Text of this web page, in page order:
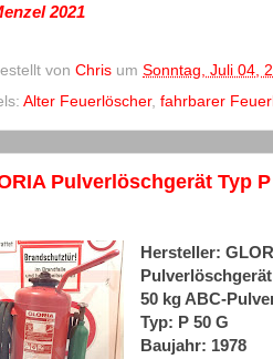
2021
von Chris um Sonntag, Juli 04,
Alter Feuerlöscher, fahrbarer
Pulverlöschgerät Typ
Hersteller:
Pulverlöschgerät
50 kg ABC-
Typ: P 50 G
Baujahr: 1978